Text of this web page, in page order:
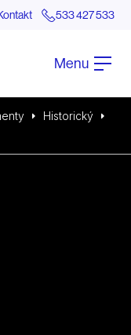
533 427 533
Menu
Historický